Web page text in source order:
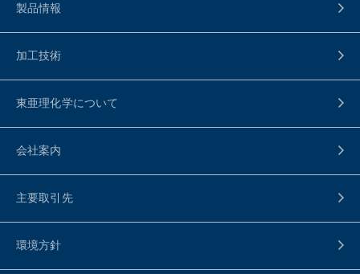
製品情報
加工技術
東亜理化学について
会社案内
主要取引先
環境方針